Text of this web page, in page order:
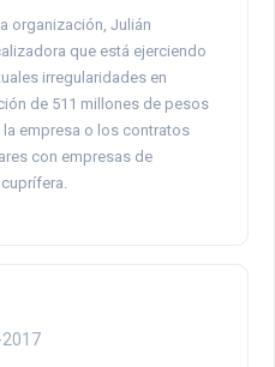
organización, Julián
que está ejerciendo
irregularidades en
de 511 millones de pesos
empresa o los contratos
con empresas de